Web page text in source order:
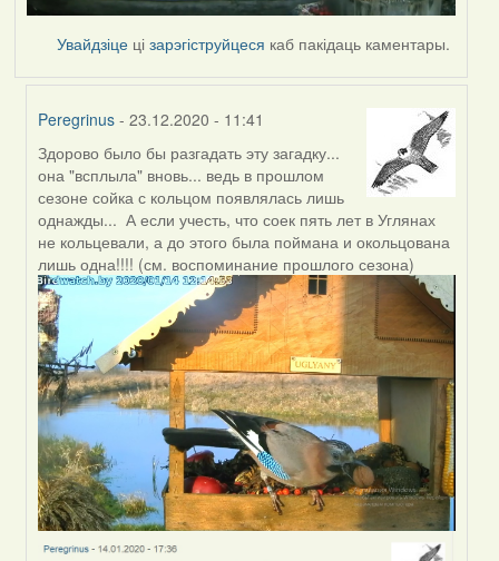
Увайдзіце цізарэгіструйцеся каб пакідаць каментары.
Peregrinus - 23.12.2020 - 11:41
In
reply
to
by
Peregrinus
Здорово было бы разгадать эту загадку...
она "всплыла" вновь... ведь в прошлом
сезоне сойка с кольцом появлялась лишь
однажды... А если учесть, что соек пять лет в Углянах
не кольцевали, а до этого была поймана и окольцована
лишь одна!!!! (см. воспоминание прошлого сезона)